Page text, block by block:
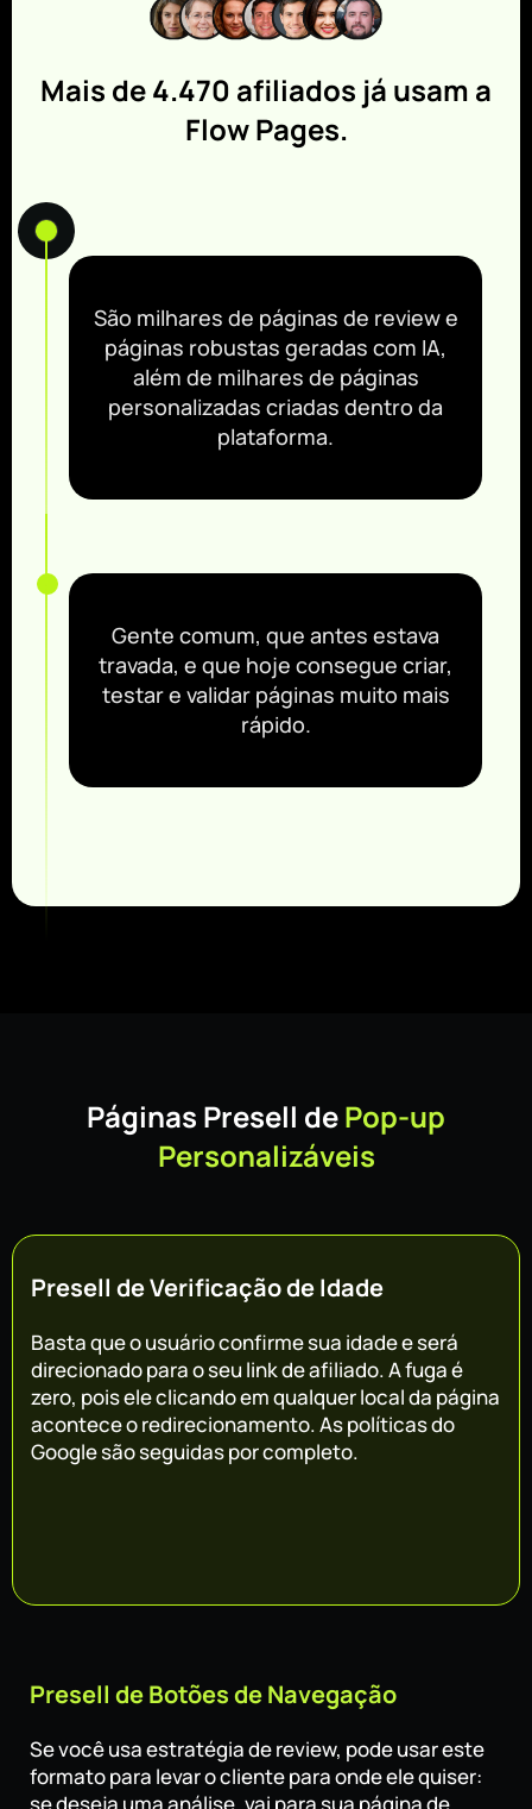
Mais de 4.470 afiliados já usam a
Flow Pages.
São milhares de páginas de review e
páginas robustas geradas com IA,
além de milhares de páginas
personalizadas criadas dentro da
plataforma.
Gente comum, que antes estava
travada, e que hoje consegue criar,
testar e validar páginas muito mais
rápido.
Páginas Presell dePop-up
Personalizáveis
Presell de Verificação de Idade
Basta que o usuário confirme sua idade e será
direcionado para o seu link de afiliado. A fuga é
zero, pois ele clicando em qualquer local da página
acontece o redirecionamento. As políticas do
Google são seguidas por completo.
Presell de Botões de Navegação
Se você usa estratégia de review, pode usar este
formato para levar o cliente para onde ele quiser:
se deseja uma análise, vai para sua página de